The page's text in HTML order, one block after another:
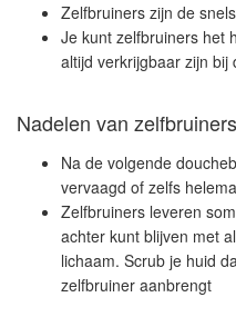
Zelfbruiners zijn de
Je kunt zelfbruiners het
altijd verkrijgbaar zijn bij
Nadelen van zelfbruiners
Na de volgende
vervaagd of zelfs
Zelfbruiners leveren
achter kunt blijven met
lichaam. Scrub je huid
zelfbruiner aanbrengt